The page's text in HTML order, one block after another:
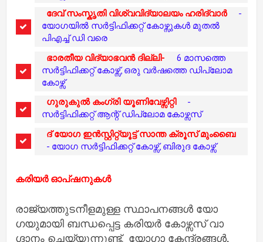
ദേവ് സംസ്കൃതി ​​വിശ്വവിദ്യാലയം ഹരിദ്വാർ
-
യോ​ഗയിൽ സർട്ടിഫിക്കറ്റ് കോഴ്സുകൾ മുതൽ
പിഎച്ച് ഡി വരെ
ഭാരതീയ വിദ്യാഭവൻ ദില്ലി-
6 മാസത്തെ
സർട്ടിഫിക്കറ്റ് കോഴ്സ്, ഒരു വർഷത്തെ ഡിപ്ലോമ
കോഴ്സ്
ഗുരുകുൽ കംഗ്രി യൂണിവേഴ്സിറ്റി
-
സർട്ടിഫിക്കറ്റ് ആന്റ് ഡിപ്ലോമ കോഴ്സസ്
ദ് യോ​ഗ ഇൻസ്റ്റിറ്റ്യൂട്ട് സാന്ത ക്രൂസ് മുംബൈ
- യോ​ഗ സർട്ടിഫിക്കറ്റ് കോഴ്സ്, ബിരുദ കോഴ്സ്
കരിയർ ഓപ്ഷനുകൾ
രാജ്യത്തുടനീളമുള്ള സ്ഥാപനങ്ങൾ യോ​
ഗയുമായി ബന്ധപ്പെട്ട കരിയർ കോഴ്സസ് വാ​
ഗ്ദാനം ചെയ്യുന്നുണ്ട്. യോഗാ കേന്ദ്രങ്ങൾ,